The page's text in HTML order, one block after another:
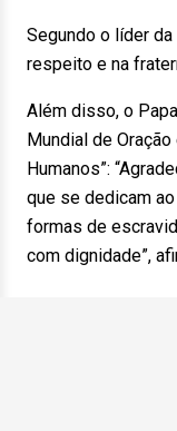
Segundo o líder
respeito e na
Além disso, o
Mundial de
Humanos”:
que se dedicam
formas de
com dignidade”,